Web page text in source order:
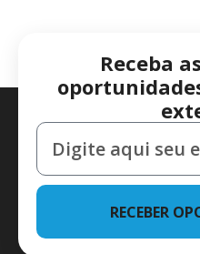
Receba
RECEBER